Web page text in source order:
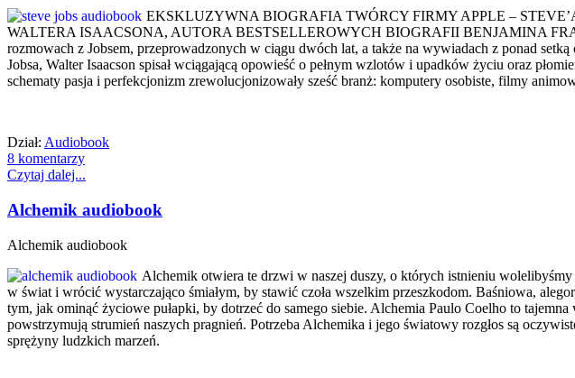
EKSKLUZYWNA BIOGRAFIA TWÓRCY FIRMY APPLE –
WALTERA ISAACSONA, AUTORA BESTSELLEROWYCH BIOGRAFII BENJAMINA
rozmowach z Jobsem, przeprowadzonych w ciągu dwóch lat, a także na wywiadach z ponad
Jobsa, Walter Isaacson spisał wciągającą opowieść o pełnym wzlotów i upadków życiu oraz
schematy pasja i perfekcjonizm zrewolucjonizowały sześć branż: komputery osobiste, filmy
Dział: Audiobook
8 komentarzy
Czytaj dalej...
Alchemik audiobook
Alchemik audiobook
Alchemik otwiera te drzwi w naszej duszy, o których istnieniu
w świat i wrócić wystarczająco śmiałym, by stawić czoła wszelkim przeszkodom. Baśniowa,
tym, jak ominąć życiowe pułapki, by dotrzeć do samego siebie. Alchemia Paulo Coelho to
powstrzymują strumień naszych pragnień. Potrzeba Alchemika i jego światowy rozgłos są
sprężyny ludzkich marzeń.